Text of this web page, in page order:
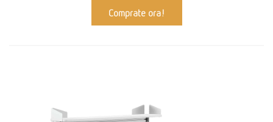
Comprate ora!